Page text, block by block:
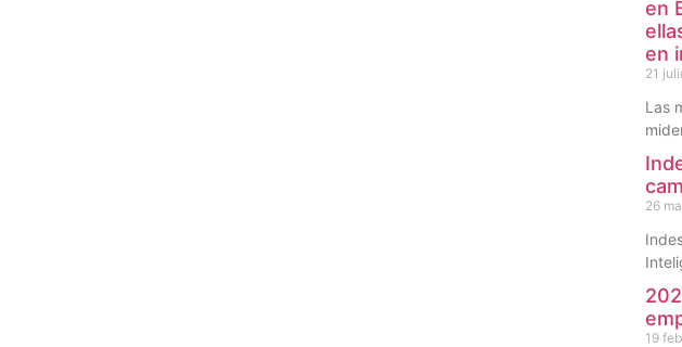
en
en
21
Las
26
19